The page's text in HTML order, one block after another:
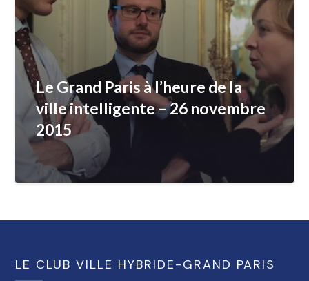
Le Grand Paris à l’heure de la
ville intelligente – 26 novembre
2015
LE CLUB VILLE HYBRIDE-GRAND PARIS